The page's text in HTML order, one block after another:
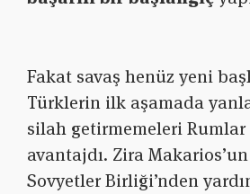
Fakat savaş henüz yeni
Türklerin ilk aşamada
silah getirmemeleri
avantajdı. Zira Makarios’un
Sovyetler Birliği’nden